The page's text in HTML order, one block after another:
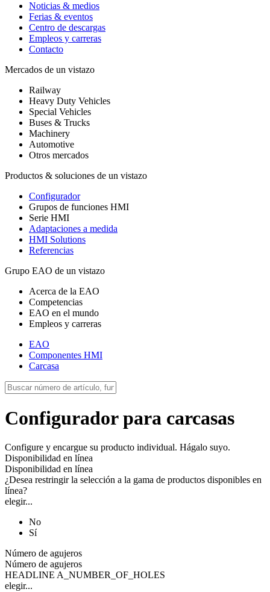
Noticias & medios
Ferias & eventos
Centro de descargas
Empleos y carreras
Contacto
Mercados de un vistazo
Railway
Heavy Duty Vehicles
Special Vehicles
Buses & Trucks
Machinery
Automotive
Otros mercados
Productos & soluciones de un vistazo
Configurador
Grupos de funciones HMI
Serie HMI
Adaptaciones a medida
HMI Solutions
Referencias
Grupo EAO de un vistazo
Acerca de la EAO
Competencias
EAO en el mundo
Empleos y carreras
EAO
Componentes HMI
Carcasa
Configurador para carcasas
Configure y encargue su producto individual. Hágalo suyo.
Disponibilidad en línea
Disponibilidad en línea
¿Desea restringir la selección a la gama de productos disponibles en
línea?
elegir...
No
Sí
Número de agujeros
Número de agujeros
HEADLINE A_NUMBER_OF_HOLES
elegir...